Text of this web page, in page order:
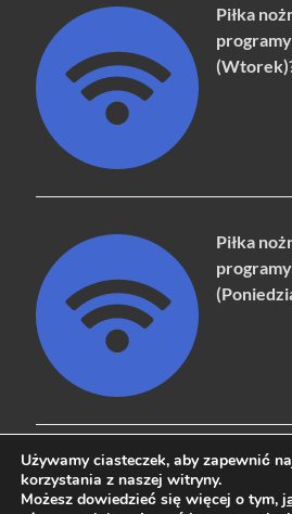
Piłka
Piłka
Używamy ciasteczek, aby zapewnić
korzystania z naszej witryny.
Możesz dowiedzieć się więcej o tym,